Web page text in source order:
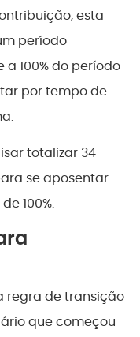
esta
período
100% do período
por tempo de
totalizar 34
se aposentar
100%.
regra de transição
que começou